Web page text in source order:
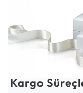
Kargo